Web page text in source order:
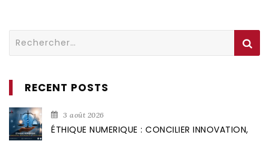
Rechercher :
RECENT POSTS
3 août 2026
ÉTHIQUE NUMERIQUE : CONCILIER INNOVATION,